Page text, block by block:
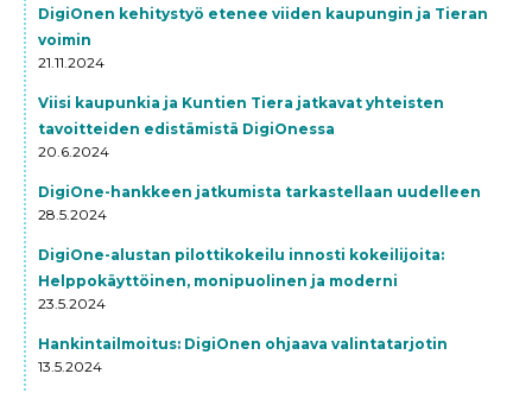
DigiOnen kehitystyö etenee viiden kaupungin ja Tieran
voimin
21.11.2024
Viisi kaupunkia ja Kuntien Tiera jatkavat yhteisten
tavoitteiden edistämistä DigiOnessa
20.6.2024
DigiOne-hankkeen jatkumista tarkastellaan uudelleen
28.5.2024
DigiOne-alustan pilottikokeilu innosti kokeilijoita:
Helppokäyttöinen, monipuolinen ja moderni
23.5.2024
Hankintailmoitus: DigiOnen ohjaava valintatarjotin
13.5.2024